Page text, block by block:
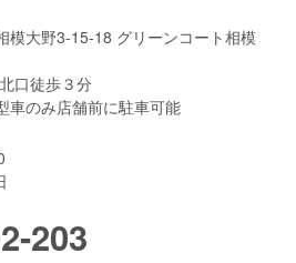
模大野3-15-18 グリーンコート相模
口徒歩３分
車のみ店舗前に駐車可能
203